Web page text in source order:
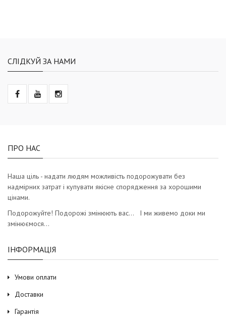
СЛІДКУЙ ЗА НАМИ
ПРО НАС
Наша ціль - надати людям можливість подорожувати без
надмірних затрат і купувати якісне спорядження за хорошими
цінами.
Подорожуйте! Подорожі змінюють вас… І ми живемо доки ми
змінюємося…
ІНФОРМАЦІЯ
Умови оплати
Доставки
Гарантія